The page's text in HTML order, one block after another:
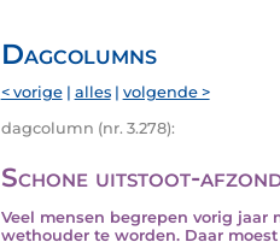
Dagcolumns
< vorige| alles| volgende >
dagcolumn (nr. 3.278):
Schone uitstoot-
Veel mensen begrepen vorig jaar
wethouder te worden. Daar